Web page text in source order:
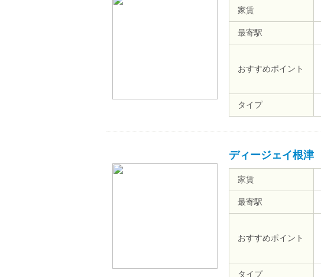
家賃
最寄駅
おすすめポイント
タイプ
ディージェイ根津
家賃
最寄駅
おすすめポイント
タイプ